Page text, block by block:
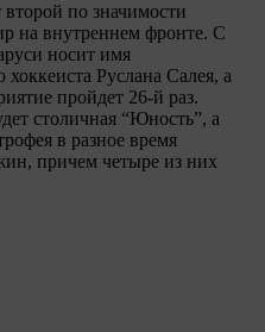
второй по значимости
на внутреннем фронте. C
носит имя
хоккеиста Руслана Салея, а
пройдет 26-й раз.
столичная “Юность”, а
в разное время
причем четыре из них